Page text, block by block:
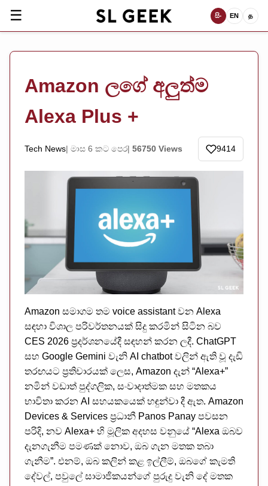
☰ සිං EN த
Amazon ලගේ අලුත්ම
Alexa Plus +
Tech News මාස 6 කට පෙර 56750 Views 9414
Amazon සමාගම තම voice assistant වන Alexa
සඳහා විශාල පරිවර්තනයක් සිදු කරමින් සිටින බව
CES 2026 ප්‍රදර්ශනයේදී සඳහන් කරන ලදී. ChatGPT
සහ Google Gemini වැනි AI chatbot වලින් ඇති වූ දැඩි
තරඟයට ප්‍රතිචාරයක් ලෙස, Amazon දැන් “Alexa+”
නමින් වඩාත් පුද්ගලික, සංවාදාත්මක සහ මතකය
භාවිතා කරන AI සහයකයෙක් හඳුන්වා දී ඇත. Amazon
Devices & Services ප්‍රධානී Panos Panay පවසන
පරිදි, නව Alexa+ හි මූලික අදහස වනුයේ “Alexa ඔබව
දැනගැනීම පමණක් නොව, ඔබ ගැන මතක තබා
ගැනීම”. එනම්, ඔබ කලින් කළ ඉල්ලීම්, ඔබගේ කැමති
දේවල්, පවුලේ සාමාජිකයන්ගේ පුරුදු වැනි දේ මතක